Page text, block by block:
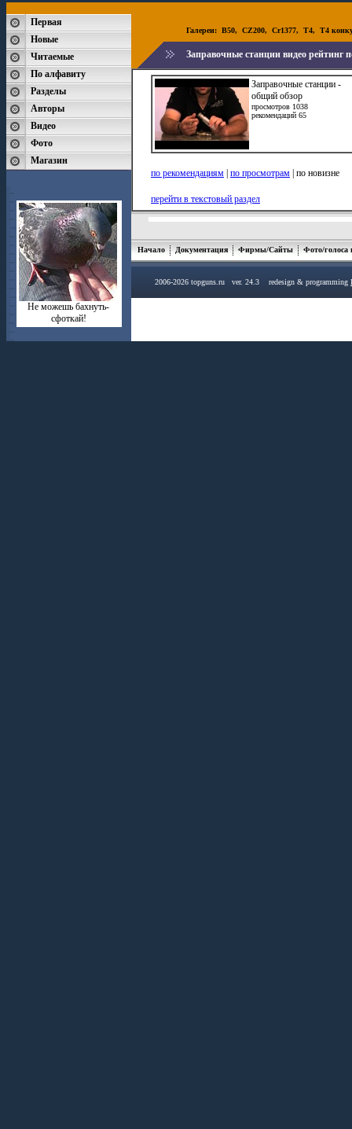
Первая
Новые
Читаемые
По алфавиту
Разделы
Авторы
Видео
Фото
Магазин
Не можешь бахнуть-
сфоткай!
Галереи: B50, CZ200, Cr1377, T4, T4
Заправочные станции видео рейтинг
Заправочные станции -
общий обзор
просмотров 1038
рекомендаций 65
по рекомендациям по просмотрам | по новизне
перейти в текстовый раздел
Начало Документация Фирмы/Сайты Фото/голоса
2006-2026 topguns.ru ver. 24.3 redesign & programming